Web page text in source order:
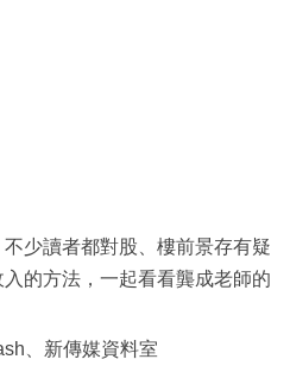
少讀者都對股、樓前景存有疑
的方法，一起看看龔成老師的
、新傳媒資料室